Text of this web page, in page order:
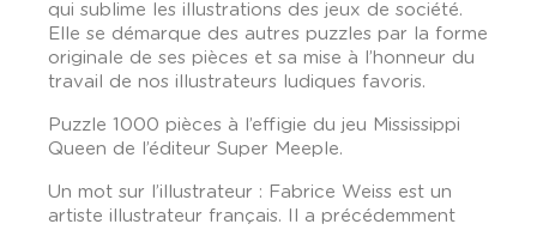
qui sublime les illustrations des jeux de société.
Elle se démarque des autres puzzles par la forme
originale de ses pièces et sa mise à l’honneur du
travail de nos illustrateurs ludiques favoris.
Puzzle 1000 pièces à l’effigie du jeu Mississippi
Queen de l’éditeur Super Meeple.
Un mot sur l’illustrateur : Fabrice Weiss est un
artiste illustrateur français. Il a précédemment